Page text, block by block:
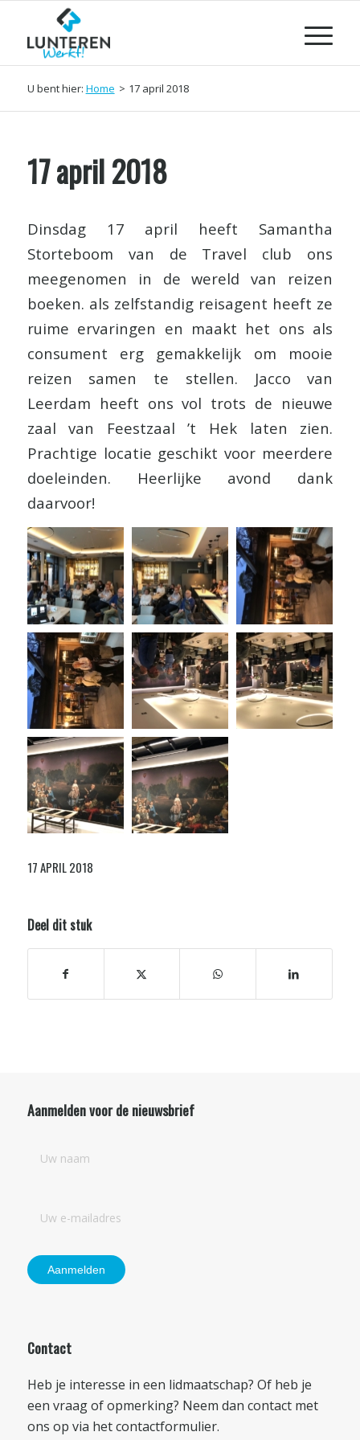
U bent hier: Home > 17 april 2018
17 april 2018
Dinsdag 17 april heeft Samantha
Storteboom van de Travel club ons
meegenomen in de wereld van reizen
boeken. als zelfstandig reisagent heeft ze
ruime ervaringen en maakt het ons als
consument erg gemakkelijk om mooie
reizen samen te stellen. Jacco van
Leerdam heeft ons vol trots de nieuwe
zaal van Feestzaal ’t Hek laten zien.
Prachtige locatie geschikt voor meerdere
doeleinden. Heerlijke avond dank
daarvoor!
17 APRIL 2018
Deel dit stuk
Aanmelden voor de nieuwsbrief
Contact
Heb je interesse in een lidmaatschap? Of heb je
een vraag of opmerking? Neem dan contact met
ons op via hetcontactformulier.